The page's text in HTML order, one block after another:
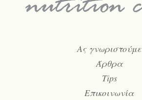
Ας γνωριστούμε
Άρθρα
Tips
Επικοινωνία